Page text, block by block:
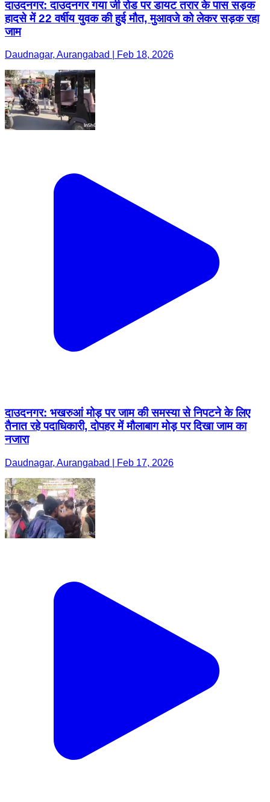
दाउदनगर: दाउदनगर गया जी रोड पर डायट तरार के पास सड़क
हादसे में 22 वर्षीय युवक की हुई मौत, मुआवजे को लेकर सड़क रहा
जाम
Daudnagar, Aurangabad | Feb 18, 2026
दाउदनगर: भखरुआं मोड़ पर जाम की समस्या से निपटने के लिए
तैनात रहे पदाधिकारी, दोपहर में मौलाबाग मोड़ पर दिखा जाम का
नजारा
Daudnagar, Aurangabad | Feb 17, 2026